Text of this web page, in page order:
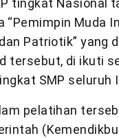
tingkat Nasional
“Pemimpin Muda
Patriotik” yang
tersebut, di ikuti
SMP seluruh
pelatihan